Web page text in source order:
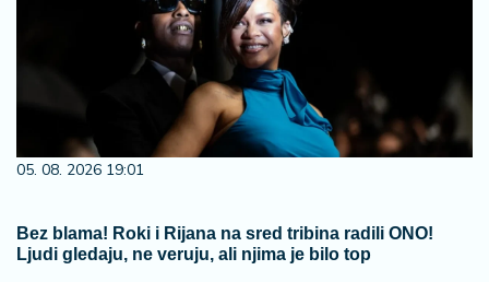
05. 08. 2026 19:01
Bez blama! Roki i Rijana na sred tribina radili ONO!
Ljudi gledaju, ne veruju, ali njima je bilo top